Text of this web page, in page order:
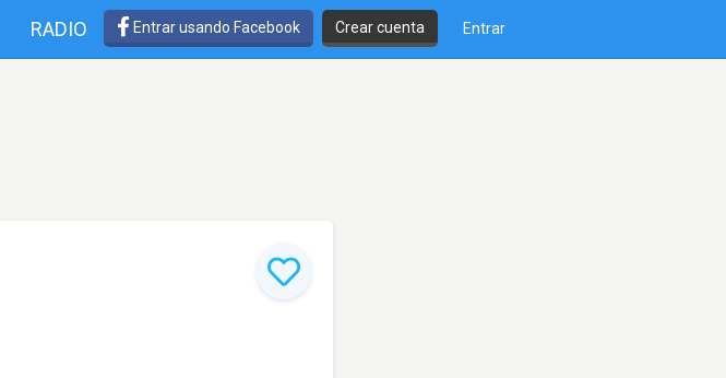
RADIO Entrar usando Facebook Crear cuenta Entrar